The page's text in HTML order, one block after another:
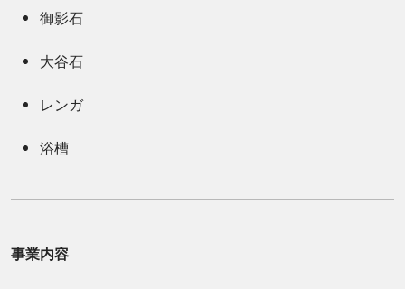
御影石
大谷石
レンガ
浴槽
事業内容